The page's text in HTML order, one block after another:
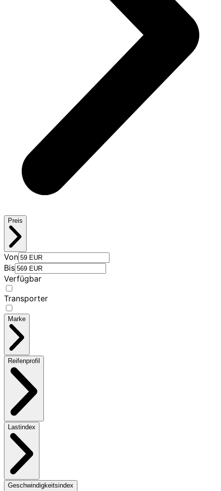
Preis
Von
Bis
Verfügbar
Transporter
Marke
Reifenprofil
Lastindex
Geschwindigkeitsindex